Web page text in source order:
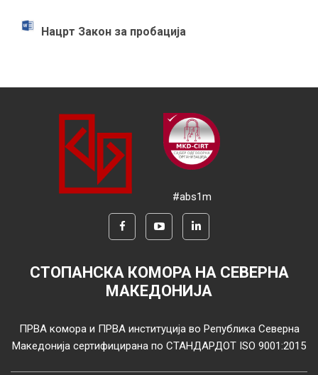
Нацрт Закон за пробација
#abs1m
СТОПАНСКА КОМОРА НА СЕВЕРНА
МАКЕДОНИЈА
ПРВА комора и ПРВА институција во Република Северна
Македонија сертифицирана по СТАНДАРДОТ ISO 9001:2015